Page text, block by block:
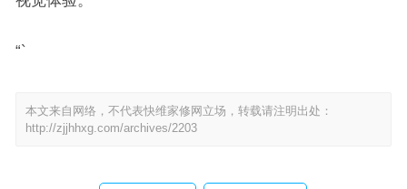
“`
本文来自网络，不代表快维家修网立场，转载请注明出处：
http://zjjhhxg.com/archives/2203